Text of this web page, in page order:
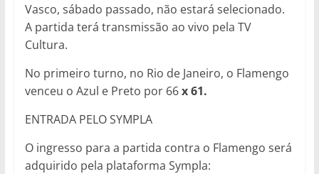
Vasco, sábado passado, não estará selecionado.
A partida terá transmissão ao vivo pela TV
Cultura.
No primeiro turno, no Rio de Janeiro, o Flamengo
venceu o Azul e Preto por 66x 61.
ENTRADA PELO SYMPLA
O ingresso para a partida contra o Flamengo será
adquirido pela plataforma Sympla: